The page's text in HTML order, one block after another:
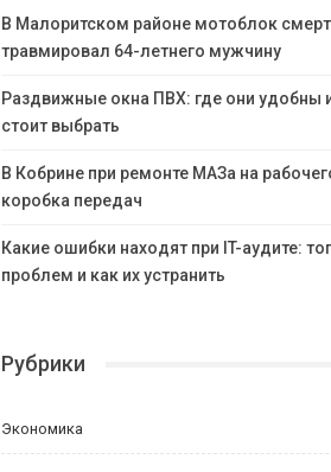
В Малоритском районе мотоблок
травмировал 64-летнего мужчину
Раздвижные окна ПВХ: где они удобны
стоит выбрать
В Кобрине при ремонте МАЗа на
коробка передач
Какие ошибки находят при IT-аудите:
проблем и как их устранить
Рубрики
Экономика